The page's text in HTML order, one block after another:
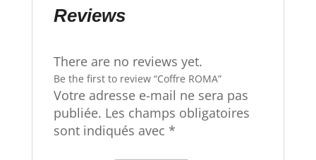
Reviews
There are no reviews yet.
Be the first to review “Coffre ROMA”
Votre adresse e-mail ne sera pas
publiée. Les champs obligatoires
sont indiqués avec *